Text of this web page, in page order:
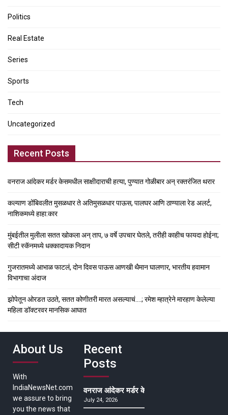
Politics
Real Estate
Series
Sports
Tech
Uncategorized
Recent Posts
वनराज आंदेकर मर्डर केसमधील साक्षीदाराची हत्या, पुण्यात गोळीबार अन् रक्तरंजित थरार
कल्याण डोंबिवलीत मुसळधार ते अतिमुसळधार पाऊस, पालघर आणि ठाण्याला रेड अलर्ट,
नाशिकमध्ये हाहा:कार
मुंबईतील मुलीला सतत खोकला अन् ताप, ७ वर्षे उपचार घेतले, तरीही काहीच फायदा होईना;
सीटी स्कॅनमध्ये धक्कादायक निदान
गुजरातमध्ये आभाळ फाटलं, दोन दिवस पाऊस आणखी थैमान घालणार, भारतीय हवामान
विभागाचा अंदाज
झोपेतून ओरडत उठते, सतत कोणीतरी मारत असल्याचं….; रमेश म्हात्रेने मारहाण केलेल्या
महिला डॉक्टरवर मानसिक आघात
About Us
With
IndiaNewsNet.com
we assure to bring
you the news that
Recent
Posts
वनराज आंदेकर मर्डर केसमधील साक्षीदाराची हत्या,
July 24, 2026